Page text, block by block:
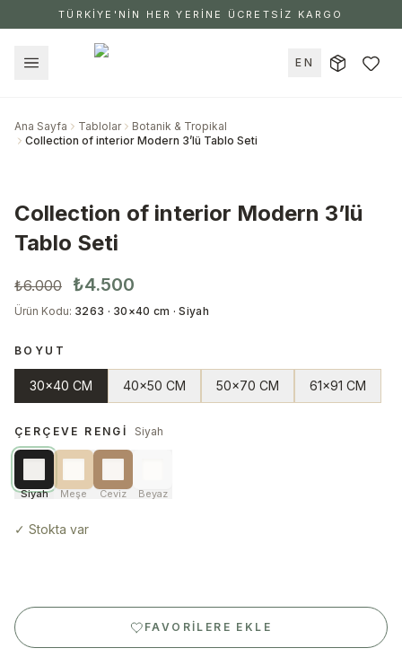
TÜRKİYE'NİN HER YERİNE ÜCRETSİZ KARGO
EN
Ana Sayfa Tablolar
Botanik & Tropikal
Collection of interior Modern 3’lü Tablo Seti
Collection of interior Modern 3’lü
Tablo Seti
₺6.000 ₺4.500
Ürün Kodu: 3263 · 30×40 cm · Siyah
BOYUT
30x40 CM 40x50 CM 50x70 CM 61x91 CM
ÇERÇEVE RENGI Siyah
Siyah Meşe Ceviz Beyaz
✓ Stokta var
FAVORILERE EKLE